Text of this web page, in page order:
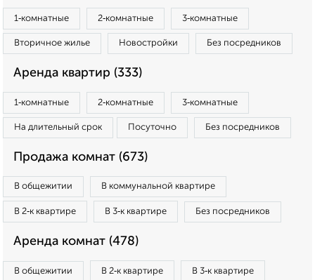
1‑комнатные 2‑комнатные 3‑комнатные
Вторичное жилье Новостройки Без посредников
Аренда квартир (333)
1‑комнатные 2‑комнатные 3‑комнатные
На длительный срок Посуточно Без посредников
Продажа комнат (673)
В общежитии В коммунальной квартире
В 2‑к квартире В 3‑к квартире Без посредников
Аренда комнат (478)
В общежитии В 2‑к квартире В 3‑к квартире